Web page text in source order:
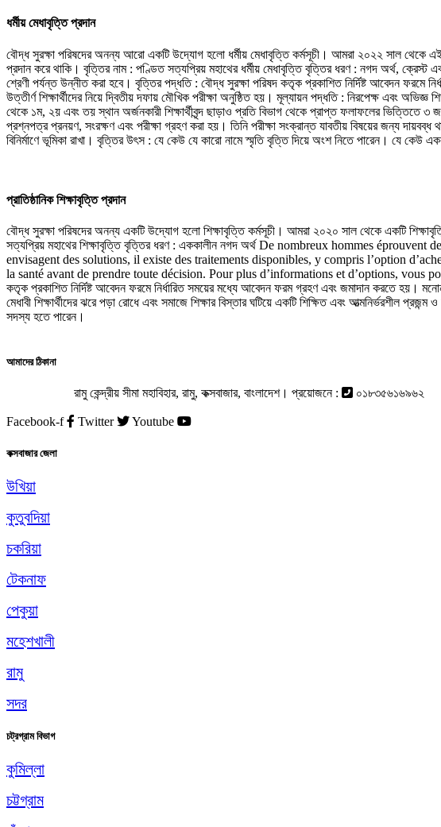
ধর্মীয় মেধাবৃত্তি প্রদান
বৌদ্ধ সুরক্ষা পরিষদের অনন্য আরো একটি উদ্যোগ হলো ধর্মীয় মেধাবৃত্তি কর্মসূচী। আমরা ২০২২ সাল থেকে এই
প্রদান করে থাকি। বৃত্তির নাম : পণ্ডিত সত্যপ্রিয় মহাথের ধর্মীয় মেধাবৃত্তি বৃত্তির ধরণ : নগদ অর্থ, ক্রেস্ট
শ্রেণী পর্যন্ত উন্নীত করা হবে। বৃত্তির পদ্ধতি : বৌদ্ধ সুরক্ষা পরিষদ কতৃক প্রকাশিত নির্দিষ্ট আবেদন ফরমে
উত্তীর্ণ শিক্ষার্থীদের নিয়ে দ্বিতীয় দফায় মৌখিক পরীক্ষা অনুষ্ঠিত হয়। মূল্যায়ন পদ্ধতি : নিরপেক্ষ এবং
থেকে ১ম, ২য় এবং তয় স্থান অর্জনকারী শিক্ষার্থীবৃন্দ ছাড়াও প্রতি বিভাগ থেকে প্রাপ্ত ফলাফলের ভিত্তিতে ৩
প্রশ্নপত্র প্রনয়ণ, সংরক্ষণ এবং পরীক্ষা গ্রহণ করা হয়। তিনি পরীক্ষা সংক্রান্ত যাবতীয় বিষয়ের জন্য দায়বব্ধ
বিনির্মাণে ভূমিকা রাখা। বৃত্তির উৎস : যে কেউ যে কারো নামে স্মৃতি বৃত্তি দিয়ে অংশ নিতে পারেন। যে কেউ
প্রাতিষ্ঠানিক শিক্ষাবৃত্তি প্রদান
বৌদ্ধ সুরক্ষা পরিষদের অনন্য একটি উদ্যোগ হলো শিক্ষাবৃত্তি কর্মসূচী। আমরা ২০২০ সাল থেকে একটি
সত্যপ্রিয় মহাথের শিক্ষাবৃত্তি বৃত্তির ধরণ : এককালীন নগদ অর্থ De nombreux hommes
envisagent des solutions, il existe des traitements disponibles, y compris l’option
la santé avant de prendre toute décision. Pour plus d’informations et d’options, vous
কতৃক প্রকাশিত নির্দিষ্ট আবেদন ফরমে নির্ধারিত সময়ের মধ্যে আবেদন ফরম গ্রহণ এবং জমাদান করতে হয়।
মেধাবী শিক্ষার্থীদের ঝরে পড়া রোধে এবং সমাজে শিক্ষার বিস্তার ঘটিয়ে একটি শিক্ষিত এবং আত্মনির্ভরশীল
সদস্য হতে পারেন।
আমাদের ঠিকানা
রামু কেন্দ্রীয় সীমা মহাবিহার, রামু, কক্সবাজার, বাংলাদেশ। প্রয়োজনে : ০১৮৩৫৬১৬৯৬২
Facebook-f Twitter Youtube
কক্সবাজার জেলা
উখিয়া
কুতুবদিয়া
চকরিয়া
টেকনাফ
পেকুয়া
মহেশখালী
রামু
সদর
চট্রগ্রাম বিভাগ
কুমিল্লা
চট্টগ্রাম